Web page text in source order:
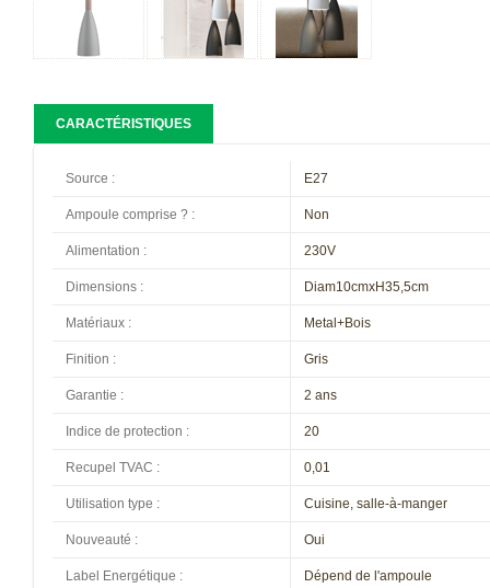
CARACTÉRISTIQUES
Source : E27
Ampoule comprise ? : Non
Alimentation : 230V
Dimensions : Diam10cmxH35,5cm
Matériaux : Metal+Bois
Finition : Gris
Garantie : 2 ans
Indice de protection : 20
Recupel TVAC : 0,01
Utilisation type : Cuisine, salle-à-manger
Nouveauté : Oui
Label Energétique : Dépend de l'ampoule